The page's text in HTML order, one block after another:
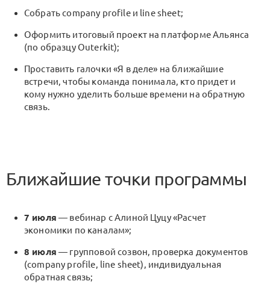
Собрать company profile и line sheet;
Оформить итоговый проект на платформе Альянса
(по образцу Outerkit);
Проставить галочки «Я в деле» на ближайшие
встречи, чтобы команда понимала, кто придет и
кому нужно уделить больше времени на обратную
связь.
Ближайшие точки программы
7 июля — вебинар с Алиной Цуцу «Расчет
экономики по каналам»;
8 июля — групповой созвон, проверка документов
(company profile, line sheet), индивидуальная
обратная связь;